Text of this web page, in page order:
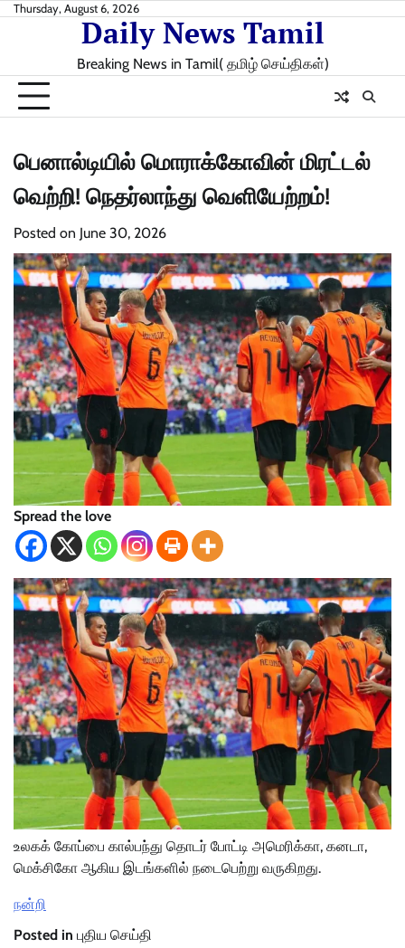
SkipThursday, August 6, 2026
Daily News Tamil
Breaking News in Tamil( தமிழ் செய்திகள்)
பெனால்டியில் மொராக்கோவின் மிரட்டல்
வெற்றி! நெதர்லாந்து வெளியேற்றம்!
Posted on June 30, 2026
Spread the love
உலகக் கோப்பை கால்பந்து தொடர் போட்டி அமெரிக்கா, கனடா,
மெக்சிகோ ஆகிய இடங்களில் நடைபெற்று வருகிறது.
நன்றி
Posted in புதிய செய்தி